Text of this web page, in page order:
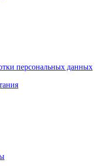
персональных данных